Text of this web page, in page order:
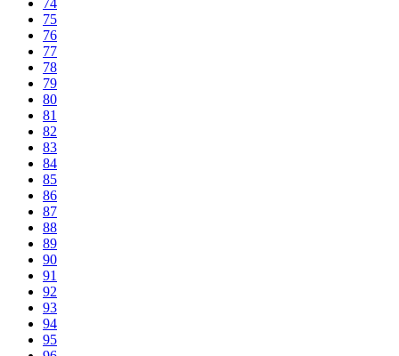
75
76
77
78
79
80
81
82
83
84
85
86
87
88
89
90
91
92
93
94
95